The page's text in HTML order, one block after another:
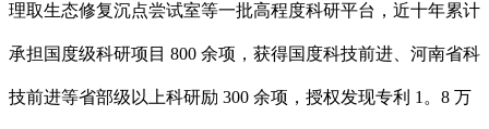
理取生态修复沉点尝试室等一批高程度科研平台，近十年累计
承担国度级科研项目 800 余项，获得国度科技前进、河南省科
技前进等省部级以上科研励 300 余项，授权发现专利 1。8 万